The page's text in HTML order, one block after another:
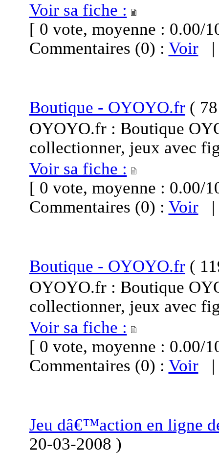
Voir sa fiche :
[ 0 vote, moyenne :
Commentaires (0) : Voir
Boutique - OYOYO.fr(
OYOYO.fr : Boutique
collectionner, jeux avec
Voir sa fiche :
[ 0 vote, moyenne :
Commentaires (0) : Voir
Boutique - OYOYO.fr(
OYOYO.fr : Boutique
collectionner, jeux avec
Voir sa fiche :
[ 0 vote, moyenne :
Commentaires (0) : Voir
Jeu dâ€™action en ligne
20-03-2008 )